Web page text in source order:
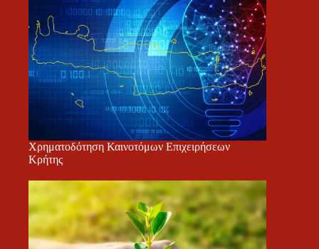
Χρηματοδότηση Καινοτόμων Επιχειρήσεων
Κρήτης